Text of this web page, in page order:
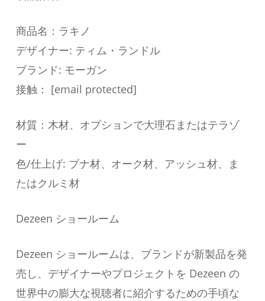
商品名：ラキノ
デザイナー: ティム・ランドル
ブランド: モーガン
接触： [email protected]
材質：木材、オプションで大理石またはテラゾ
ー
色/仕上げ: ブナ材、オーク材、アッシュ材、ま
たはクルミ材
Dezeen ショールーム
Dezeen ショールームは、ブランドが新製品を発
売し、デザイナーやプロジェクトを Dezeen の
世界中の膨大な視聴者に紹介するための手頃な